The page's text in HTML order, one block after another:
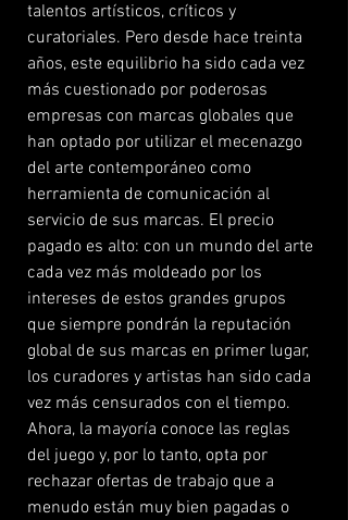
talentos artísticos, críticos y
curatoriales. Pero desde hace treinta
años, este equilibrio ha sido cada vez
más cuestionado por poderosas
empresas con marcas globales que
han optado por utilizar el mecenazgo
del arte contemporáneo como
herramienta de comunicación al
servicio de sus marcas. El precio
pagado es alto: con un mundo del arte
cada vez más moldeado por los
intereses de estos grandes grupos
que siempre pondrán la reputación
global de sus marcas en primer lugar,
los curadores y artistas han sido cada
vez más censurados con el tiempo.
Ahora, la mayoría conoce las reglas
del juego y, por lo tanto, opta por
rechazar ofertas de trabajo que a
menudo están muy bien pagadas o